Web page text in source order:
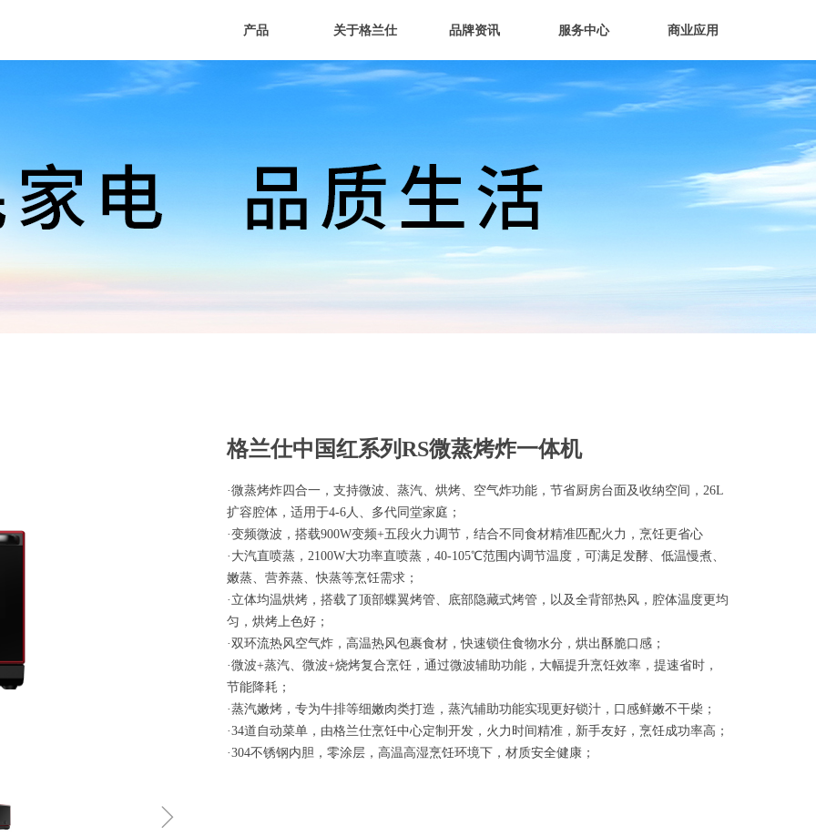
产品 关于格兰仕 品牌资讯 服务中心 商业应用
格兰仕中国红系列RS微蒸烤炸一体机
·微蒸烤炸四合一，支持微波、蒸汽、烘烤、空气炸功能，节省厨房台面及收纳空间，26L
扩容腔体，适用于4-6人、多代同堂家庭；
·变频微波，搭载900W变频+五段火力调节，结合不同食材精准匹配火力，烹饪更省心
·大汽直喷蒸，2100W大功率直喷蒸，40-105℃范围内调节温度，可满足发酵、低温慢煮、
嫩蒸、营养蒸、快蒸等烹饪需求；
·立体均温烘烤，搭载了顶部蝶翼烤管、底部隐藏式烤管，以及全背部热风，腔体温度更均
匀，烘烤上色好；
·双环流热风空气炸，高温热风包裹食材，快速锁住食物水分，烘出酥脆口感；
·微波+蒸汽、微波+烧烤复合烹饪，通过微波辅助功能，大幅提升烹饪效率，提速省时，
节能降耗；
·蒸汽嫩烤，专为牛排等细嫩肉类打造，蒸汽辅助功能实现更好锁汁，口感鲜嫩不干柴；
·34道自动菜单，由格兰仕烹饪中心定制开发，火力时间精准，新手友好，烹饪成功率高；
·304不锈钢内胆，零涂层，高温高湿烹饪环境下，材质安全健康；
ꁇ